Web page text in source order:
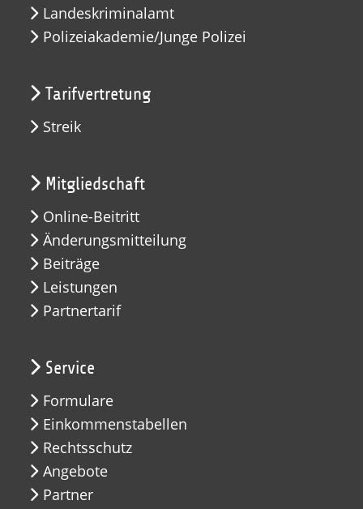
Landeskriminalamt
Polizeiakademie/Junge Polizei
Tarifvertretung
Streik
Mitgliedschaft
Online-Beitritt
Änderungsmitteilung
Beiträge
Leistungen
Partnertarif
Service
Formulare
Einkommenstabellen
Rechtsschutz
Angebote
Partner